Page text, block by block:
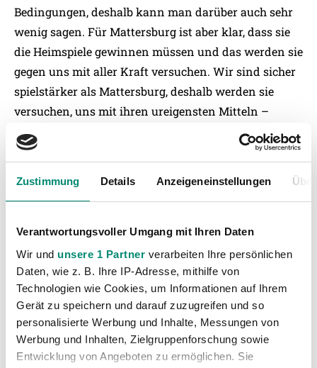
Zustimmung Details Anzeigeneinstellungen
Verantwortungsvoller Umgang mit Ihren Daten
Wir und unsere 1 Partner verarbeiten Ihre persönlichen
Daten, wie z. B. Ihre IP-Adresse, mithilfe von
Technologien wie Cookies, um Informationen auf Ihrem
Gerät zu speichern und darauf zuzugreifen und so
personalisierte Werbung und Inhalte, Messungen von
Werbung und Inhalten, Zielgruppenforschung sowie
Entwicklung von Angeboten zu ermöglichen. Sie
Bedingungen, deshalb kann man darüber auch sehr
wenig sagen. Für Mattersburg ist aber klar, dass sie
die Heimspiele gewinnen müssen und das werden sie
gegen uns mit aller Kraft versuchen. Wir sind sicher
spielstärker als Mattersburg, deshalb werden sie
versuchen, uns mit ihren ureigensten Mitteln –
Zweikampfstärke und Kampfkraft – zu schlagen.
Und da müssen wir dagegen halten.“
Statistik spricht auswärts für den SV Mattersburg
26 Spiele haben die SV Josko Ried und Mattersburg
in der Bundesliga bisher gegeneinander bestritten.
Die Gesamtbilanz ist dabei nahezu völlig
ausgeglichen: Neun Mal siegte Ried, acht Mal
Mattersburg. Neun Spiele endeten mit einem
Unentschieden. Auswärts haben allerdings die
Mattersburger die bessere Bilanz vorzuweisen. Sechs